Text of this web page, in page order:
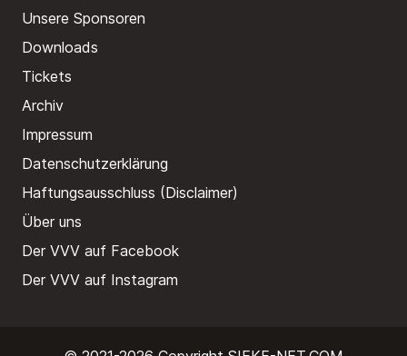
Unsere Sponsoren
Downloads
Tickets
Archiv
Impressum
Datenschutzerklärung
Haftungsausschluss (Disclaimer)
Über uns
Der VVV auf Facebook
Der VVV auf Instagram